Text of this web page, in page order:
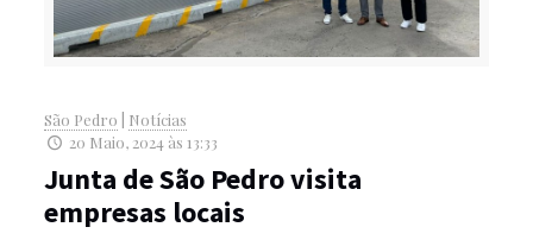
São Pedro
Notícias
20 Maio, 2024 às 13:33
Junta de São Pedro visita
empresas locais